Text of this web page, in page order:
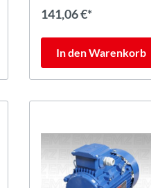
141,06 €*
In den Warenkorb